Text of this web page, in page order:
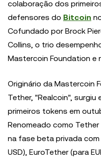
colaboração dos
defensores do Bitcoin
Cofundado por Brock
Collins, o trio
Mastercoin Foundation e
Originário da Mastercoin
Tether, "Realcoin", surgiu
primeiros tokens em
Renomeado como
na fase beta privada
USD), EuroTether (para